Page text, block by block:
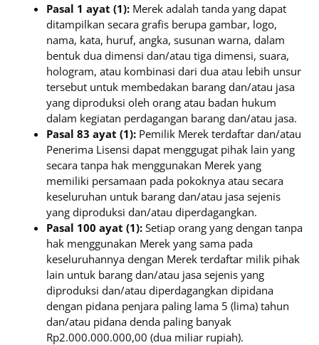
Pasal 1 ayat (1): Merek adalah tanda yang dapat
ditampilkan secara grafis berupa gambar, logo,
nama, kata, huruf, angka, susunan warna, dalam
bentuk dua dimensi dan/atau tiga dimensi, suara,
hologram, atau kombinasi dari dua atau lebih unsur
tersebut untuk membedakan barang dan/atau jasa
yang diproduksi oleh orang atau badan hukum
dalam kegiatan perdagangan barang dan/atau jasa.
Pasal 83 ayat (1): Pemilik Merek terdaftar dan/atau
Penerima Lisensi dapat menggugat pihak lain yang
secara tanpa hak menggunakan Merek yang
memiliki persamaan pada pokoknya atau secara
keseluruhan untuk barang dan/atau jasa sejenis
yang diproduksi dan/atau diperdagangkan.
Pasal 100 ayat (1): Setiap orang yang dengan tanpa
hak menggunakan Merek yang sama pada
keseluruhannya dengan Merek terdaftar milik pihak
lain untuk barang dan/atau jasa sejenis yang
diproduksi dan/atau diperdagangkan dipidana
dengan pidana penjara paling lama 5 (lima) tahun
dan/atau pidana denda paling banyak
Rp2.000.000.000,00 (dua miliar rupiah).